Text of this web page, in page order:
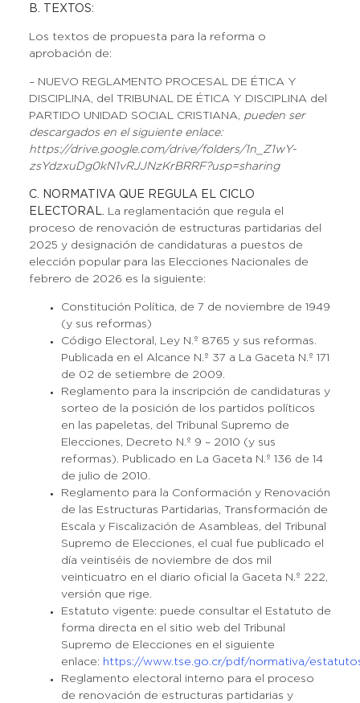
B. TEXTOS:
Los textos de propuesta para la reforma o
aprobación de:
– NUEVO REGLAMENTO PROCESAL DE ÉTICA Y
DISCIPLINA, del TRIBUNAL DE ÉTICA Y DISCIPLINA del
PARTIDO UNIDAD SOCIAL CRISTIANA, pueden ser
descargados en el siguiente enlace:
https://drive.google.com/drive/folders/1n_Z1wY-
zsYdzxuDg0kN1vRJJNzKrBRRF?usp=sharing
C. NORMATIVA QUE REGULA EL CICLO
ELECTORAL.
La reglamentación que regula el
proceso de renovación de estructuras partidarias del
2025 y designación de candidaturas a puestos de
elección popular para las Elecciones Nacionales de
febrero de 2026 es la siguiente:
Constitución Política, de 7 de noviembre de 1949
(y sus reformas)
Código Electoral, Ley N.º 8765 y sus reformas.
Publicada en el Alcance N.º 37 a La Gaceta N.º 171
de 02 de setiembre de 2009.
Reglamento para la inscripción de candidaturas y
sorteo de la posición de los partidos políticos
en las papeletas, del Tribunal Supremo de
Elecciones, Decreto N.º 9 – 2010 (y sus
reformas). Publicado en La Gaceta N.º 136 de 14
de julio de 2010.
Reglamento para la Conformación y Renovación
de las Estructuras Partidarias, Transformación de
Escala y Fiscalización de Asambleas, del Tribunal
Supremo de Elecciones, el cual fue publicado el
día veintiséis de noviembre de dos mil
veinticuatro en el diario oficial la Gaceta N.º 222,
versión que rige.
Estatuto vigente: puede consultar el Estatuto de
forma directa en el sitio web del Tribunal
Supremo de Elecciones en el siguiente
enlace: https://www.tse.go.cr/pdf/normativa/
Reglamento electoral interno para el proceso
de renovación de estructuras partidarias y